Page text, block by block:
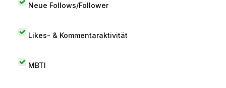
Neue Follows/Follower
Likes- & Kommentaraktivität
MBTI